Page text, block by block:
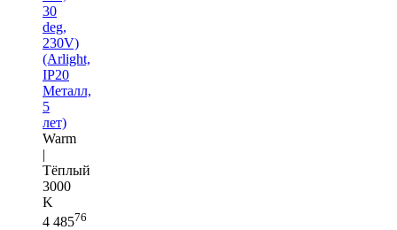
30
deg,
230V)
(Arlight,
IP20
Металл,
5
лет)
Warm
|
Тёплый
3000
K
4 48576